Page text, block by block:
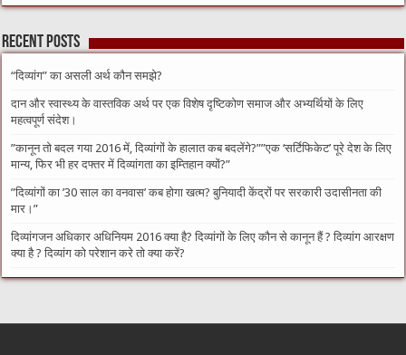
Recent Posts
“दिव्यांग” का असली अर्थ कौन समझे?
दान और स्वास्थ्य के वास्तविक अर्थ पर एक विशेष दृष्टिकोण समाज और अभ्यर्थियों के लिए
महत्वपूर्ण संदेश।
​”कानून तो बदल गया 2016 में, दिव्यांगों के हालात कब बदलेंगे?”​”एक ‘सर्टिफिकेट’ पूरे देश के लिए
मान्य, फिर भी हर दफ्तर में दिव्यांगता का इम्तिहान क्यों?”
​”दिव्यांगों का ’30 साल का वनवास’ कब होगा खत्म? बुनियादी केंद्रों पर सरकारी उदासीनता की
मार।”
दिव्यांगजन अधिकार अधिनियम 2016 क्या है? दिव्यांगों के लिए कौन से कानून हैं ? दिव्यांग आरक्षण
क्या है ? दिव्यांग को परेशान करे तो क्या करें?